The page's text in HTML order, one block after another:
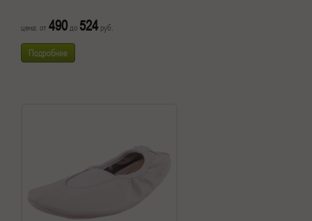
цена: от 490до524 руб.
Подробнее